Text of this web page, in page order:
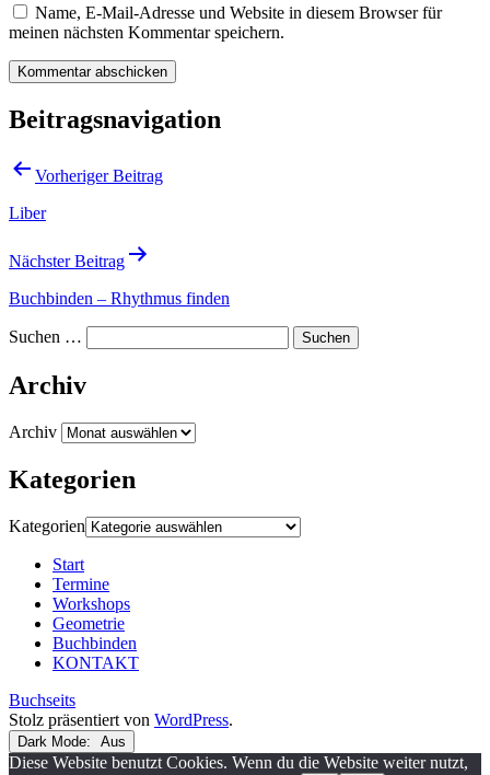
Name, E-Mail-Adresse und Website in diesem Browser für
meinen nächsten Kommentar speichern.
Beitragsnavigation
Vorheriger Beitrag
Liber
Nächster Beitrag
Buchbinden – Rhythmus finden
Suchen …
Archiv
Archiv
Kategorien
Kategorien
Start
Termine
Workshops
Geometrie
Buchbinden
KONTAKT
Buchseits
Stolz präsentiert von WordPress.
Dark Mode:
Diese Website benutzt Cookies. Wenn du die Website weiter nutzt,